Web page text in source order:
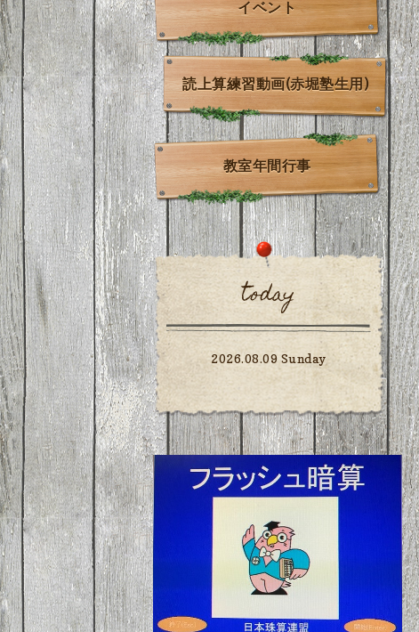
イベント
読上算練習動画(赤堀塾生用)
教室年間行事
today
2026.08.09 Sunday